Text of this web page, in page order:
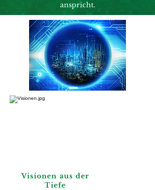
anspricht.
Visionen aus der
Tiefe